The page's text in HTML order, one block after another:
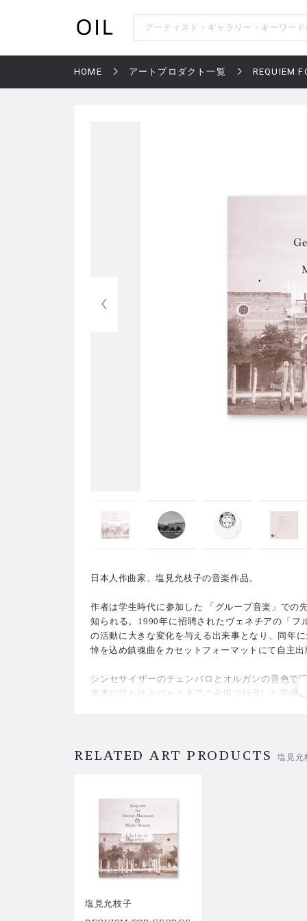
HOME アートプロダクト一覧 REQUIEM
日本人作曲家、塩見允枝子の音楽作品。
作者は学生時代に参加した 「グループ音楽」での
知られる。1990年に招聘されたヴェネチアの「
の活動に大きな変化を与える出来事となり、同年
悼を込め鎮魂曲をカセットフォーマットにて自主出
シンセサイザーのチェンバロとオルガンの音色で
業者に持ち込みヴェネチアの会場で録音した環境
マスタリングはジュゼッペ・イエラシ（Giuseppe
なお、本作のオリジナルカセットは、清里現代美
EUM OF CONTEMPORARY ART. ARCHIVE Ⅱ:
の復刻音源は関連プロジェクトである（「NPO
ます。
トラックリスト：
RELATED ART PRODUCTS 塩見允
塩見允枝子